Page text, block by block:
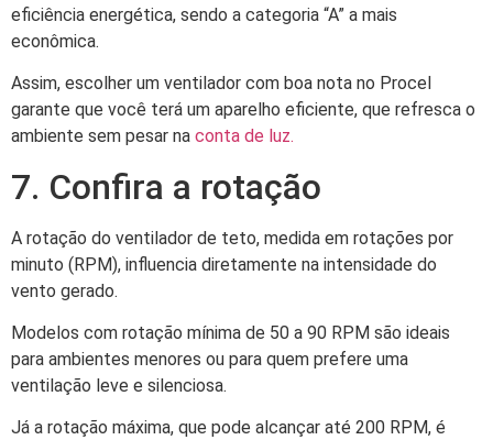
eficiência energética, sendo a categoria “A” a mais
econômica.
Assim, escolher um ventilador com boa nota no Procel
garante que você terá um aparelho eficiente, que refresca o
ambiente sem pesar na conta de luz.
7. Confira a rotação
A rotação do ventilador de teto, medida em rotações por
minuto (RPM), influencia diretamente na intensidade do
vento gerado.
Modelos com rotação mínima de 50 a 90 RPM são ideais
para ambientes menores ou para quem prefere uma
ventilação leve e silenciosa.
Já a rotação máxima, que pode alcançar até 200 RPM, é